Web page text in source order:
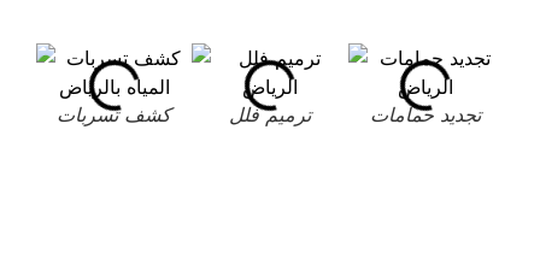
كشف تسربات ترميم فلل تجديد حمامات